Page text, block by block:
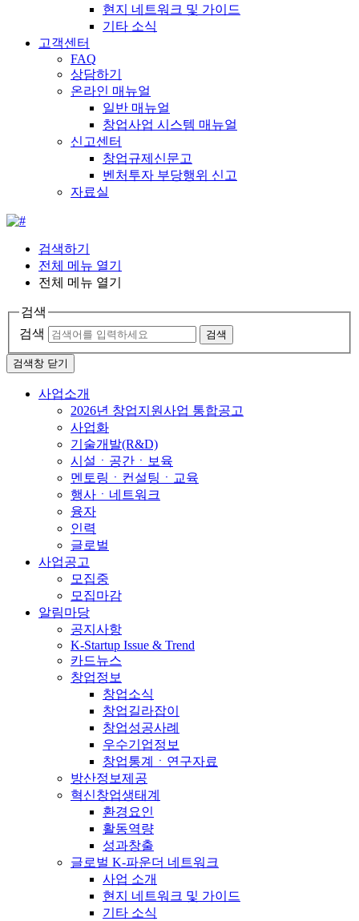
현지 네트워크 및 가이드
기타 소식
고객센터
FAQ
상담하기
온라인 매뉴얼
일반 매뉴얼
창업사업 시스템 매뉴얼
신고센터
창업규제신문고
벤처투자 부당행위 신고
자료실
검색하기
전체 메뉴 열기
전체 메뉴 열기
검색
검색
검색
검색창 닫기
사업소개
2026년 창업지원사업 통합공고
사업화
기술개발(R&D)
시설ㆍ공간ㆍ보육
멘토링ㆍ컨설팅ㆍ교육
행사ㆍ네트워크
융자
인력
글로벌
사업공고
모집중
모집마감
알림마당
공지사항
K-Startup Issue & Trend
카드뉴스
창업정보
창업소식
창업길라잡이
창업성공사례
우수기업정보
창업통계ㆍ연구자료
방산정보제공
혁신창업생태계
환경요인
활동역량
성과창출
글로벌 K-파운더 네트워크
사업 소개
현지 네트워크 및 가이드
기타 소식